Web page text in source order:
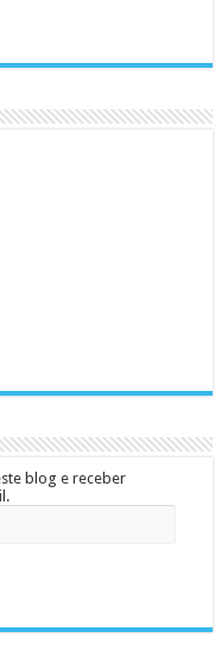
blog e receber